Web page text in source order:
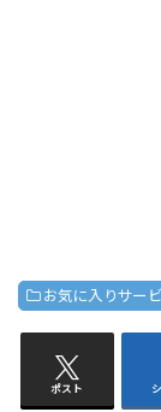
お気に入りサー
ポスト